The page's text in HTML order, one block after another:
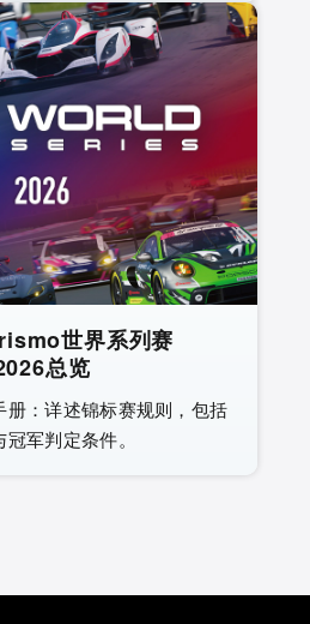
世界系列赛
总览
：详述锦标赛规则，包括
军判定条件。